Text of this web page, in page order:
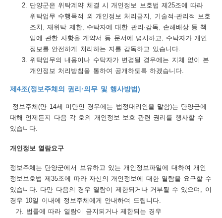
단양군은 위탁계약 체결 시 개인정보 보호법 제25조에 따라
위탁업무 수행목적 외 개인정보 처리금지, 기술적·관리적 보호
조치, 재위탁 제한, 수탁자에 대한 관리·감독, 손해배상 등 책
임에 관한 사항을 계약서 등 문서에 명시하고, 수탁자가 개인
정보를 안전하게 처리하는 지를 감독하고 있습니다.
위탁업무의 내용이나 수탁자가 변경될 경우에는 지체 없이 본
개인정보 처리방침을 통하여 공개하도록 하겠습니다.
제4조(정보주체의 권리·의무 및 행사방법)
정보주체(만 14세 미만인 경우에는 법정대리인을 말함)는 단양군에
대해 언제든지 다음 각 호의 개인정보 보호 관련 권리를 행사할 수
있습니다.
개인정보 열람요구
정보주체는 단양군에서 보유하고 있는 개인정보파일에 대하여 개인
정보보호법 제35조에 따라 자신의 개인정보에 대한 열람을 요구할 수
있습니다. 다만 다음의 경우 열람이 제한되거나 거부될 수 있으며, 이
경우 10일 이내에 정보주체에게 안내하여 드립니다.
가. 법률에 따라 열람이 금지되거나 제한되는 경우
메
집
단
수
뷰
어